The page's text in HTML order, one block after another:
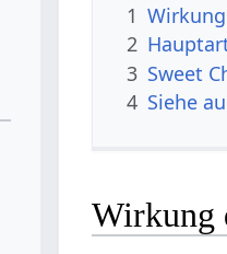
1
2
3 Sweet
4 Siehe
Wirkung